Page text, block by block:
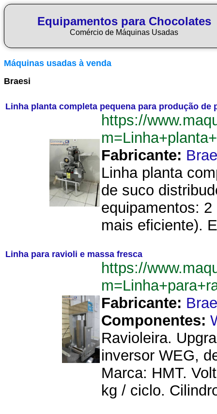
Equipamentos para Chocolates
Comércio de Máquinas Usadas
Máquinas usadas à venda
Braesi
Linha planta completa pequena para produção de
https://
Fabricante:
Linha planta
de suco
equipamentos:
mais eficiente).
Linha para ravioli e massa fresca
https://
Fabricante:
Componentes:
Ravioleira.
inversor WEG,
Marca: HMT.
kg / ciclo.